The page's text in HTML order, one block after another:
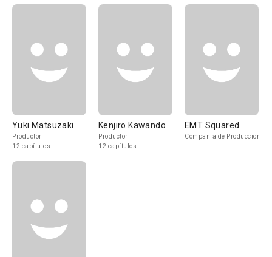
Yuki Matsuzaki
Productor
12 capítulos
Kenjiro Kawando
Productor
12 capítulos
EMT Squared
Compañía de Produccion